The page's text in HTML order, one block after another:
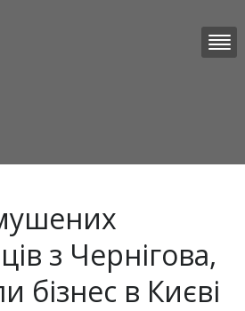
з Чернігова,
бізнес в Києві